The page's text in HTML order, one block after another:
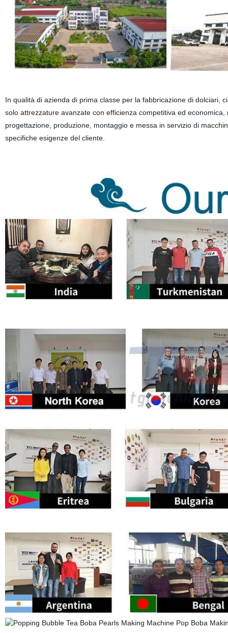
In qualità di azienda di prima classe per la fabbricazione di dolciari,
solo attrezzature avanzate con efficienza competitiva ed
progettazione, produzione, montaggio e messa in servizio di
specifiche esigenze del cliente.